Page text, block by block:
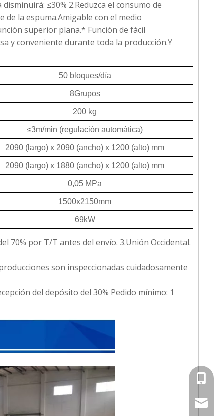
≤30% 2.Reduzca el consumo de
de la espuma.Amigable con el medio
superior plana.* Función de fácil
y conveniente durante toda la producción.Y
50 bloques/día
8Grupos
200 kg
≤3m/min (regulación automática)
2090 (largo) x 2090 (ancho) x 1200 (alto) mm
2090 (largo) x 1880 (ancho) x 1200 (alto) mm
0,05 MPa
1500x2150mm
69kW
70% por T/T antes del envío. 3.Unión Occidental.
son inspeccionadas cuidadosamente
del depósito del 30% Pedido mínimo: 1
0086-
0086-